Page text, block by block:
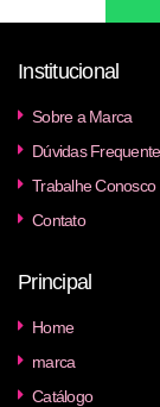
Institucional
Sobre a Marca
Dúvidas
Trabalhe Conosco
Contato
Principal
Home
marca
Catálogo